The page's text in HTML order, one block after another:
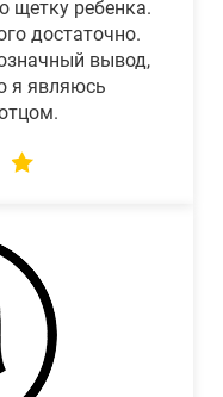
щетку ребенка.
достаточно.
вывод,
я являюсь